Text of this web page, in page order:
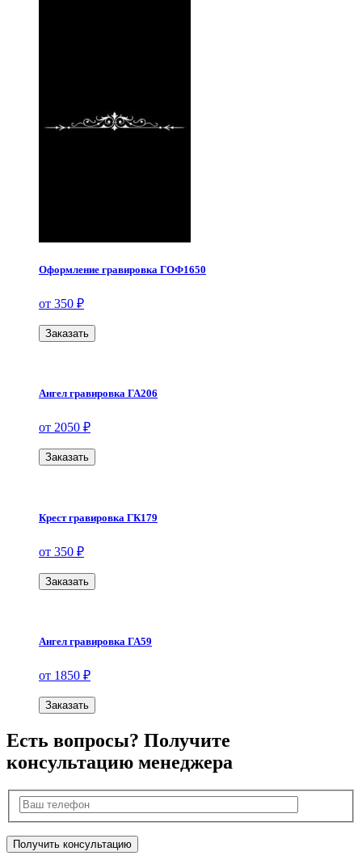
Оформление гравировка ГОФ1650
от 350 ₽
Заказать
Ангел гравировка ГА206
от 2050 ₽
Заказать
Крест гравировка ГК179
от 350 ₽
Заказать
Ангел гравировка ГА59
от 1850 ₽
Заказать
Есть вопросы? Получите
консультацию менеджера